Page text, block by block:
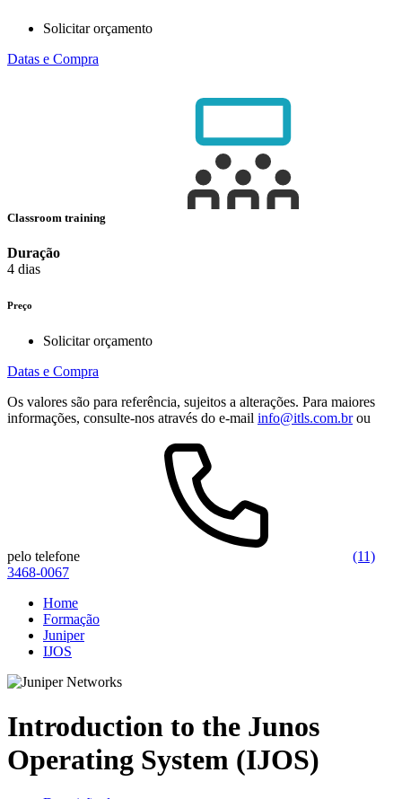
Solicitar orçamento
Datas e Compra
Classroom training
Duração
4 dias
Preço
Solicitar orçamento
Datas e Compra
Os valores são para referência, sujeitos a alterações. Para maiores
informações, consulte-nos através do e-mail info@itls.com.brou
pelo telefone
(11)
3468-0067
Home
Formação
Juniper
IJOS
Introduction to the Junos
Operating System (IJOS)